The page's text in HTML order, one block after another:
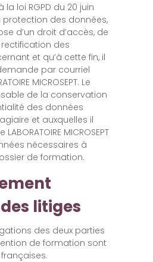
loi RGPD du 20 juin
protection des données,
d’un droit d’accès, de
des
et qu’à cette fin, il
par courriel
MICROSEPT. Le
de la conservation
des données
et auxquelles il
MICROSEPT
nécessaires à
de formation.
litiges
des deux parties
de formation sont